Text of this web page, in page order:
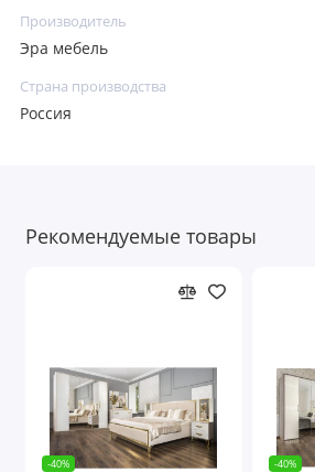
Производитель
Эра мебель
Страна производства
Россия
Рекомендуемые товары
-40%
-40%